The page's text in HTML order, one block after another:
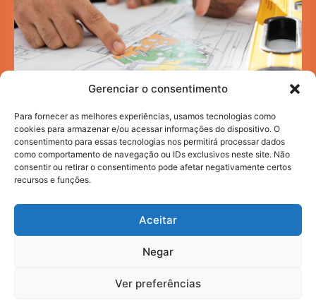
Gerenciar o consentimento
Para fornecer as melhores experiências, usamos tecnologias como
cookies para armazenar e/ou acessar informações do dispositivo. O
consentimento para essas tecnologias nos permitirá processar dados
como comportamento de navegação ou IDs exclusivos neste site. Não
consentir ou retirar o consentimento pode afetar negativamente certos
recursos e funções.
Aceitar
Negar
Ver preferências
Mobilidade acadêmica: como a infraestrutura
urbana impacta sua rotina de estudos
HI NEWS JULHO 30, 2026
2025. todos os direitos reservados.